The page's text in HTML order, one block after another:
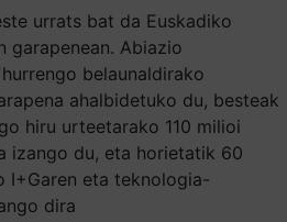
urrats bat da Euskadiko
garapenean. Abiazio
belaunaldirako
ahalbidetuko du, besteak
hiru urteetarako 110 milioi
izango du, eta horietatik 60
I+Garen eta teknologia-
dira